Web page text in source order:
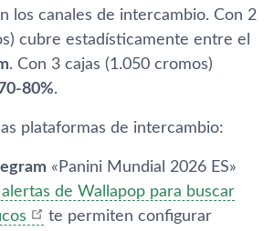
los canales de intercambio. Con 2
cubre estadísticamente entre el
. Con 3 cajas (1.050 cromos)
80%.
plataformas de intercambio:
«Panini Mundial 2026 ES»
alertas de Wallapop para buscar
te permiten configurar